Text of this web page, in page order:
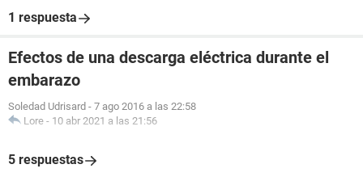
1 respuesta
Efectos de una descarga eléctrica durante el
embarazo
Soledad Udrisard - 7 ago 2016 a las 22:58
Lore - 10 abr 2021 a las 21:56
5 respuestas